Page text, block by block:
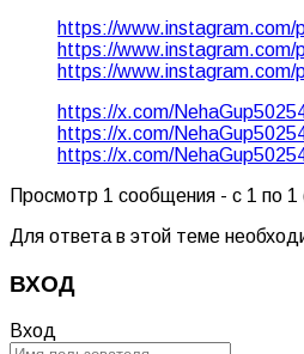
https://www.instagram.com/
https://www.instagram.com/
https://www.instagram.com/
https://x.com/
https://x.com/
https://x.com/
Просмотр 1 сообщения - с 1 по 1
Для ответа в этой теме
ВХОД
Вход